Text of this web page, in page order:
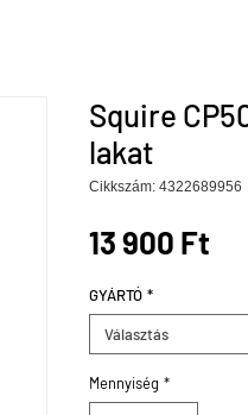
Squire
lakat
Cikkszám: 4322689956
13 900 Ft
GYÁRTÓ *
Választás
Mennyiség *